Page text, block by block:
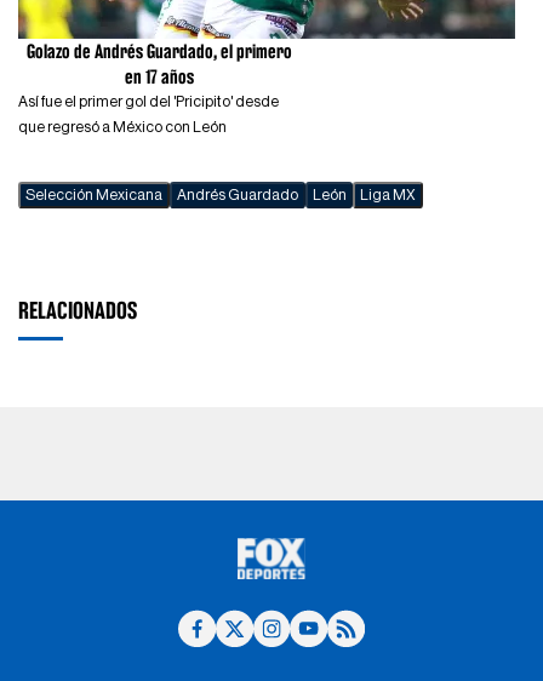
Golazo de Andrés Guardado, el primero
en 17 años
Así fue el primer gol del 'Pricipito' desde
que regresó a México con León
Selección Mexicana Andrés Guardado León Liga MX
RELACIONADOS